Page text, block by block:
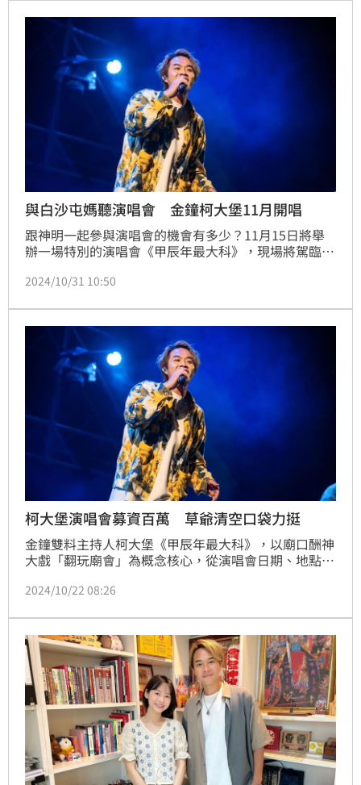
是一些妖魔鬼怪，怎麼會得獎？「結果得獎後都在感謝
她們，豐富了節目的生命。」蔡維歆
與白沙屯媽聽演唱會 金鐘柯大堡11月開唱
跟神明一起參與演唱會的機會有多少？11月15日將舉
辦一場特別的演唱會《甲辰年最大科》，現場將駕臨白
寺廣澤宮廣澤尊王等七尊神明親臨現場。這場獨具一格
酬神」為概念核心，將信仰文化融入現代音樂，為宮廟
史上首見，神明與現場觀眾共同體驗音樂的獨特盛會。
2024/10/31 10:50
柯大堡演唱會募資百萬 草爺清空口袋力挺
金鐘雙料主持人柯大堡《甲辰年最大科》，以廟口酬神
大戲「翻玩廟會」為概念核心，從演唱會日期、地點、
白沙屯媽祖、山邊媽祖、金鐘邱二王、大溪廣澤宮廣澤
也是宮廟史上頭一回有這樣的陣容來演唱會現場聽
團！」
2024/10/22 08:26